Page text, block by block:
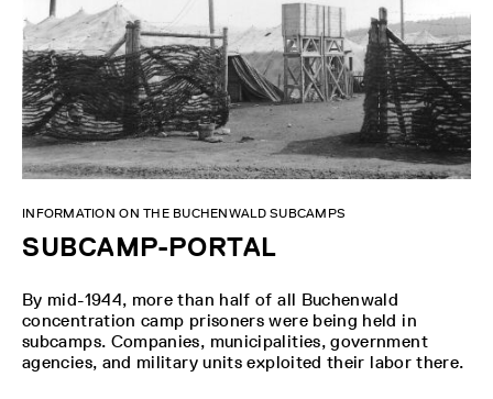
SUBCAMP-PORTAL
INFORMATION ON THE BUCHENWALD SUBCAMPS
By mid-1944, more than half of all Buchenwald
concentration camp prisoners were being held in
subcamps. Companies, municipalities, government
agencies, and military units exploited their labor there.